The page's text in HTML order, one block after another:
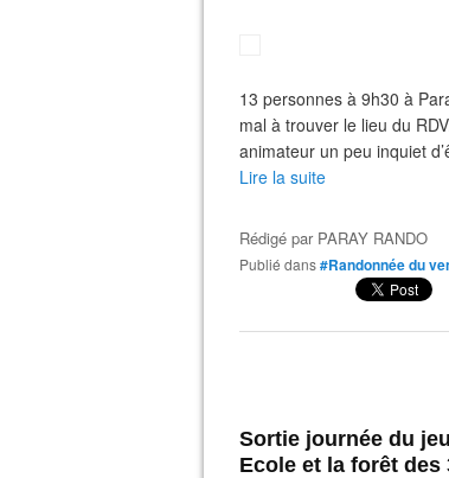
13 personnes à 9h30 à
mal à trouver le lieu du
animateur un peu inquiet
Lire la suite
Rédigé par PARAY RANDO
Publié dans#Randonnée du
Sortie journée du
Ecole et la forêt des